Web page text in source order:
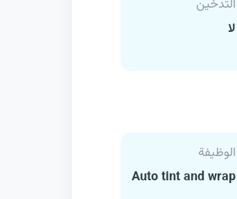
التدخين
لا
الوظيفة
Auto tint and wrap